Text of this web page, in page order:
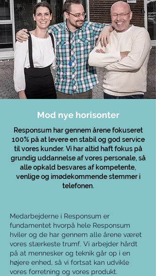
Mod nye horisonter
Responsum har gennem årene fokuseret
100% på at levere en stabil og god service
til vores kunder. Vi har altid haft fokus på
grundig uddannelse af vores personale, så
alle opkald besvares af kompetente,
venlige og imødekommende stemmer i
telefonen.
Medarbejderne i Responsum er
fundamentet hvorpå hele Responsum
hviler og de har gennem alle årene været
vores stærkeste trumf. Vi arbejder hårdt
på at mennesker og teknik går op i en
højere enhed, så vi fortsat kan udvikle
vores forretning og vores produkt.